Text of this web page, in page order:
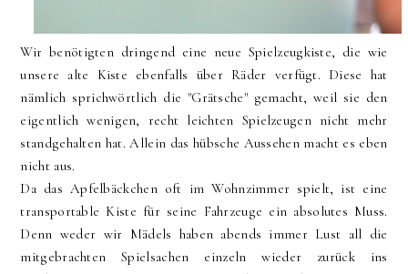
Wir benötigten dringend eine neue Spielzeugkiste, die wie
unsere alte Kiste ebenfalls über Räder verfügt. Diese hat
nämlich sprichwörtlich die "Grätsche" gemacht, weil sie den
eigentlich wenigen, recht leichten Spielzeugen nicht mehr
standgehalten hat. Allein das hübsche Aussehen macht es eben
nicht aus.
Da das Apfelbäckchen oft im Wohnzimmer spielt, ist eine
transportable Kiste für seine Fahrzeuge ein absolutes Muss.
Denn weder wir Mädels haben abends immer Lust all die
mitgebrachten Spielsachen einzeln wieder zurück ins